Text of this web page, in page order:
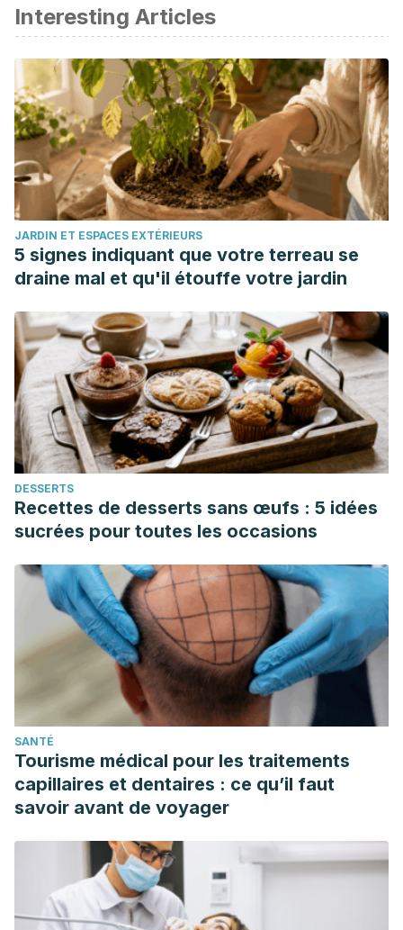
Interesting Articles
JARDIN ET ESPACES EXTÉRIEURS
5 signes indiquant que votre terreau se
draine mal et qu'il étouffe votre jardin
DESSERTS
Recettes de desserts sans œufs : 5 idées
sucrées pour toutes les occasions
SANTÉ
Tourisme médical pour les traitements
capillaires et dentaires : ce qu’il faut
savoir avant de voyager